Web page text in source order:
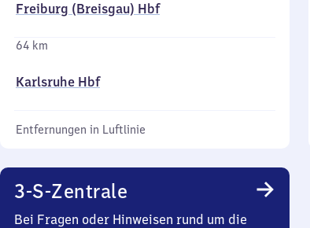
Freiburg (Breisgau) Hbf
64 km
Karlsruhe Hbf
Entfernungen in Luftlinie
3-S-Zentrale
Bei Fragen oder Hinweisen rund um die